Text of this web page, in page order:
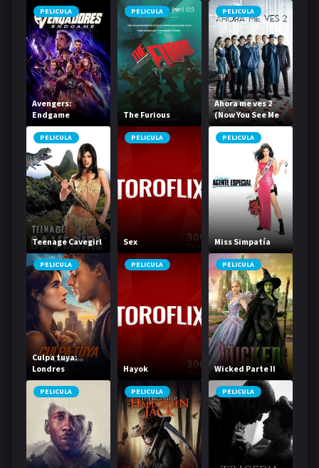
PELICULA
Avengers:
Endgame
PELICULA
The Furious
PELICULA
Ahora me ves 2
(Now You See Me
2)
PELICULA
Teenage Cavegirl
PELICULA
Sex
PELICULA
Miss Simpatía
PELICULA
Culpa tuya:
Londres
PELICULA
Hayok
PELICULA
Wicked Parte II
PELICULA PELICULA PELICULA